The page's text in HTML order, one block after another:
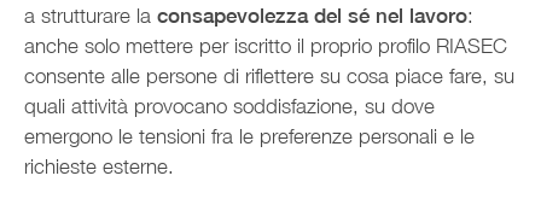
a strutturare la consapevolezza del sé nel lavoro:
anche solo mettere per iscritto il proprio profilo RIASEC
consente alle persone di riflettere su cosa piace fare, su
quali attività provocano soddisfazione, su dove
emergono le tensioni fra le preferenze personali e le
richieste esterne.